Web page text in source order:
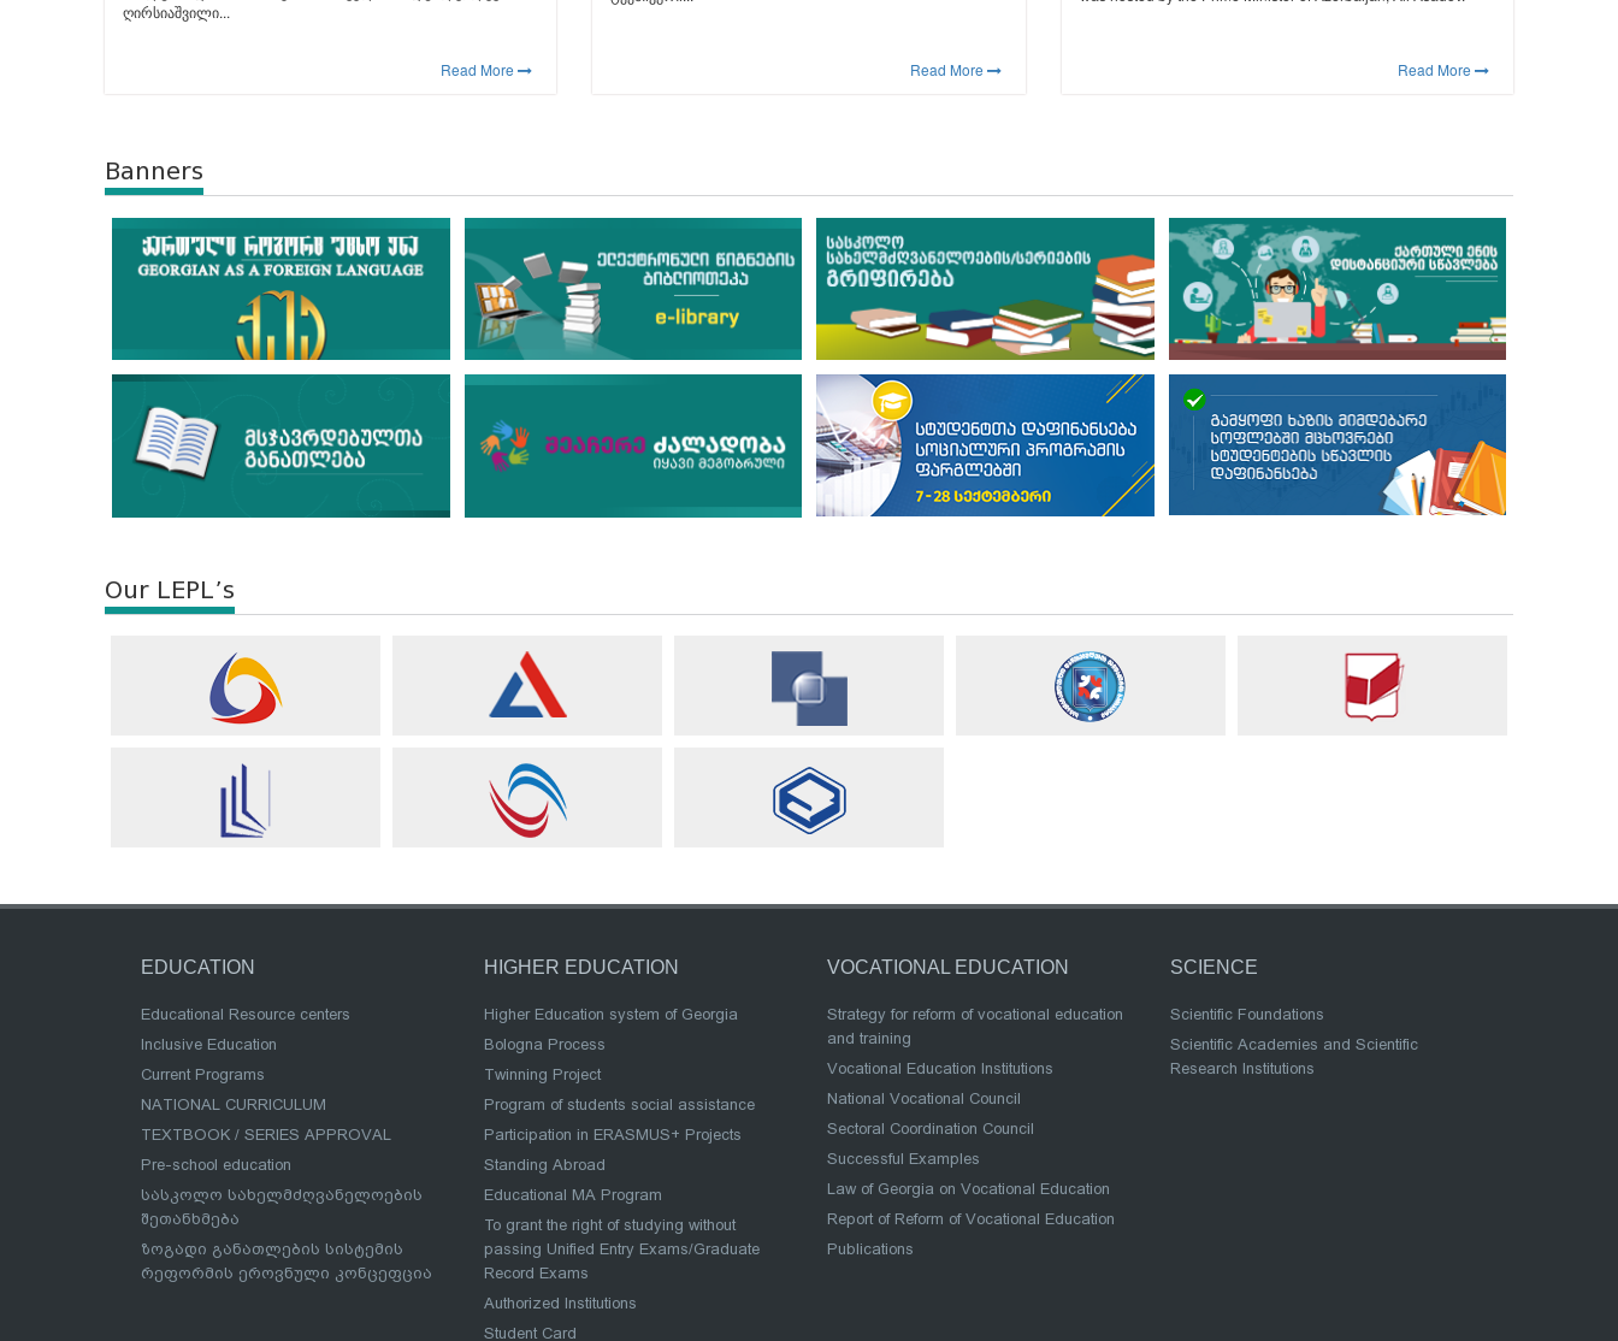
ღირსიაშვილი...
Read More Read More Read More
Banners
Our LEPL’s
EDUCATION
Educational Resource centers
Inclusive Education
Current Programs
NATIONAL CURRICULUM
TEXTBOOK / SERIES APPROVAL
Pre-school education
სასკოლო სახელმძღვანელოების
შეთანხმება
ზოგადი განათლების სისტემის
რეფორმის ეროვნული კონცეფცია
HIGHER EDUCATION
Higher Education system of Georgia
Bologna Process
Twinning Project
Program of students social assistance
Participation in ERASMUS+ Projects
Standing Abroad
Educational MA Program
To grant the right of studying without
passing Unified Entry Exams/Graduate
Record Exams
Authorized Institutions
Student Card
VOCATIONAL EDUCATION
Strategy for reform of vocational education
and training
Vocational Education Institutions
National Vocational Council
Sectoral Coordination Council
Successful Examples
Law of Georgia on Vocational Education
Report of Reform of Vocational Education
Publications
SCIENCE
Scientific Foundations
Scientific Academies and Scientific
Research Institutions